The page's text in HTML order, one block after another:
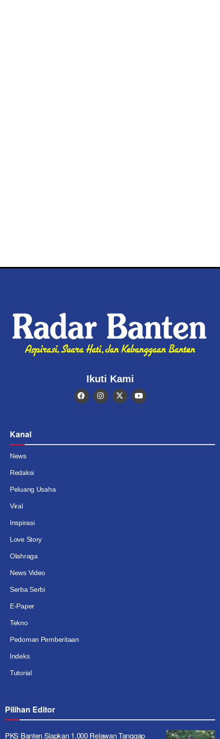
Ikuti Kami
Kanal
News
Redaksi
Peluang Usaha
Viral
Inspirasi
Love Story
Olahraga
News Video
Serba Serbi
E-Paper
Tekno
Pedoman Pemberitaan
Indeks
Tutorial
Pilihan Editor
PKS Banten Siapkan 1.000 Relawan Tanggap